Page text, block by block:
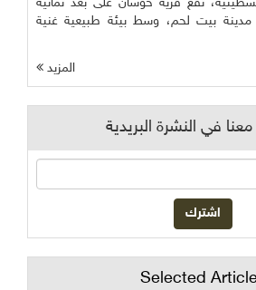
بيت لحم، وسط بيئة طبيعية غنية
المزيد
في النشرة البريدية
Selected